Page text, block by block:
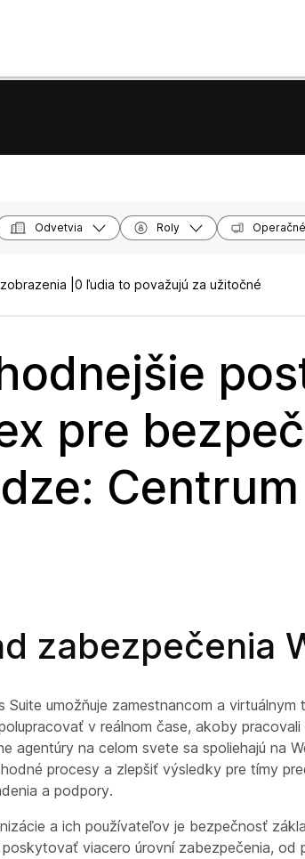
Odvetvia Roly
| 0 ľudia to považujú za užitočné
pre
zabezpečenia
Suite umožňuje zamestnancom a virtuálnym
v reálnom čase, akoby
agentúry na celom svete sa spoliehajú na
procesy a zlepšiť výsledky pre tímy
a podpory.
a ich používateľov je bezpečnosť
poskytovať viacero úrovní zabezpečenia, od